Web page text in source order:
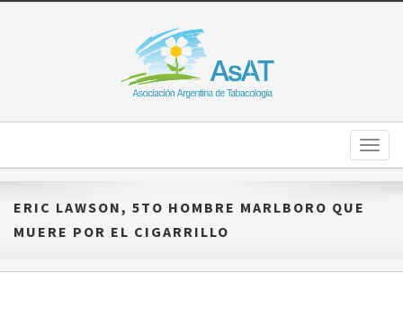
ERIC LAWSON, 5TO HOMBRE MARLBORO QUE
MUERE POR EL CIGARRILLO